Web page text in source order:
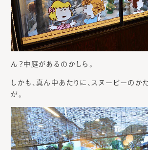
ん？中庭があるのかしら。
しかも、真ん中あたりに、スヌーピーのか
が。